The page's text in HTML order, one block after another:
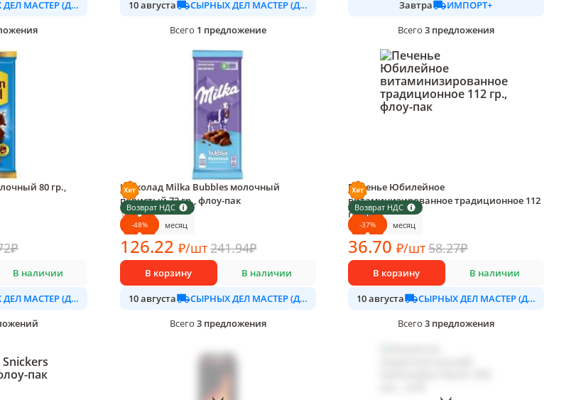
СЫРНЫХ ДЕЛ МАСТЕР (ДАЛИМО)
10 августа
СЫРНЫХ ДЕЛ МАСТЕР (ДАЛИМО)
Всего 1 предложение
Завтра
ИМПОРТ+
Всего 3 предложения
80 гр.,
₽
В наличии
СЫРНЫХ ДЕЛ МАСТЕР (ДАЛИМО)
Возврат НДС
-48% месяц
Шоколад Milka Bubbles молочный
пористый 72 гр., флоу-пак
1 шт в упаковке
126.22 ₽/шт241.94₽
В корзину В наличии
10 августа
СЫРНЫХ ДЕЛ МАСТЕР (ДАЛИМО)
Всего 3 предложения
Возврат НДС
-37% месяц
Печенье Юбилейное
витаминизированное традиционное 112
гр., флоу-пак
1 шт в упаковке
36.70 ₽/шт58.27₽
В корзину В наличии
10 августа
СЫРНЫХ ДЕЛ МАСТЕР (ДАЛИМО)
Всего 3 предложения